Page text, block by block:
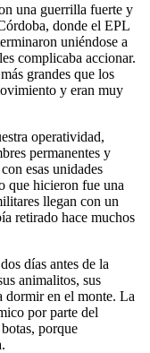
una guerrilla fuerte y
donde el EPL
uniéndose a
complicaba accionar.
grandes que los
y eran muy
operatividad,
permanentes y
esas unidades
que hicieron fue una
llegan con un
retirado hace muchos
días antes de la
animalitos, sus
dormir en el monte. La
por parte del
porque